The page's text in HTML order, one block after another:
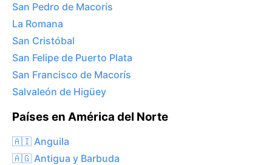
San Pedro de Macorís
La Romana
San Cristóbal
San Felipe de Puerto Plata
San Francisco de Macorís
Salvaleón de Higüey
Países en América del Norte
🇦🇮 Anguila
🇦🇬 Antigua y Barbuda